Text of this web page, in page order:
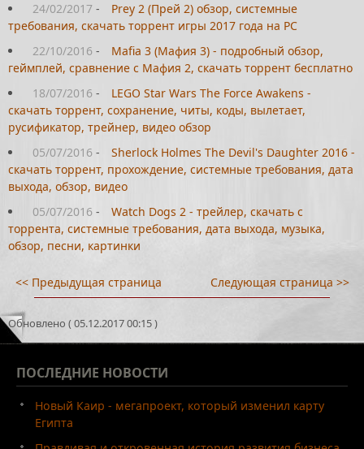
24/02/2017 -
Prey 2 (Прей 2) обзор, системные
требования, скачать торрент игры 2017 года на PC
22/10/2016 -
Mafia 3 (Мафия 3) - подробный обзор,
геймплей, сравнение с Мафия 2, скачать торрент бесплатно
18/07/2016 -
LEGO Star Wars The Force Awakens -
скачать торрент, сохранение, читы, коды, вылетает,
русификатор, трейнер, видео обзор
05/07/2016 -
Sherlock Holmes The Devil's Daughter 2016 -
скачать торрент, прохождение, системные требования, дата
выхода, обзор, видео
05/07/2016 -
Watch Dogs 2 - трейлер, скачать с
торрента, системные требования, дата выхода, музыка,
обзор, песни, картинки
<< Предыдущая страница Следующая страница >>
Обновлено ( 05.12.2017 00:15 )
ПОСЛЕДНИЕ НОВОСТИ
Новый Каир - мегапроект, который изменил карту
Египта